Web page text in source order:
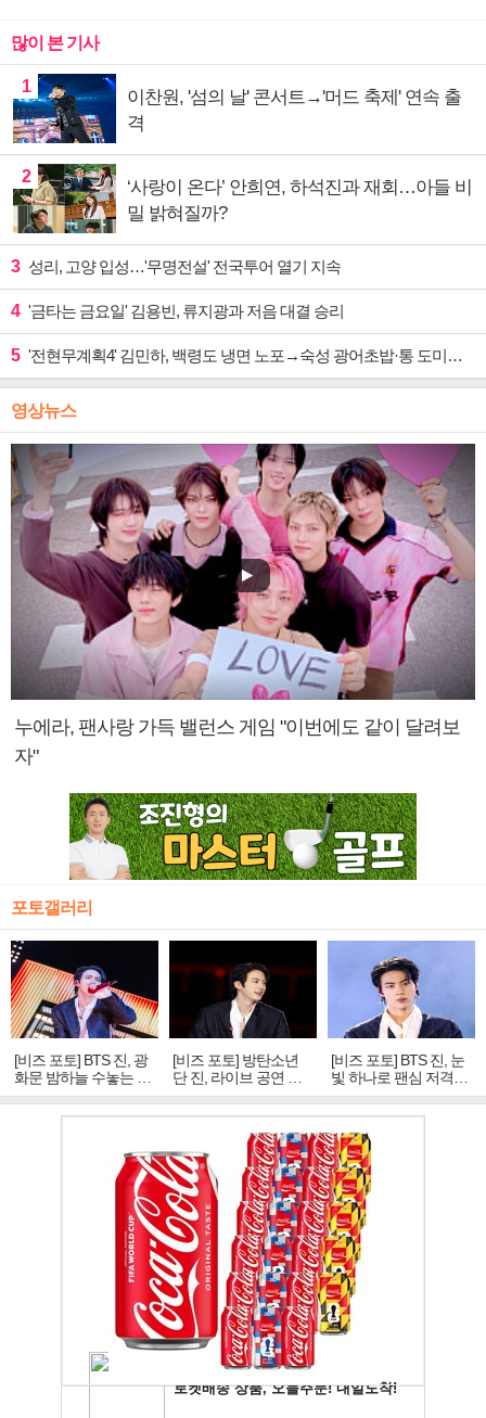
많이 본 기사
1
이찬원, '섬의 날' 콘서트→'머드 축제' 연속 출
격
2
‘사랑이 온다’ 안희연, 하석진과 재회…아들 비
밀 밝혀질까?
3 성리, 고양 입성…'무명전설' 전국투어 열기 지속
4 '금타는 금요일' 김용빈, 류지광과 저음 대결 승리
5 '전현무계획4' 김민하, 백령도 냉면 노포→숙성 광어초밥·통 도미찜 맛집 탐방
영상뉴스
누에라, 팬사랑 가득 밸런스 게임 "이번에도 같이 달려보
자"
포토갤러리
[비즈 포토] BTS 진, 광
화문 밤하늘 수놓는 '비
주얼 킹'의 열창
[비즈 포토] 방탄소년
단 진, 라이브 공연 중
빛나는 독보적 아우라
[비즈 포토] BTS 진, 눈
빛 하나로 팬심 저격…
독보적 카리스마